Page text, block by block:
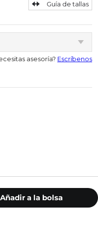
Guía de tallas
asesoría? Escríbenos